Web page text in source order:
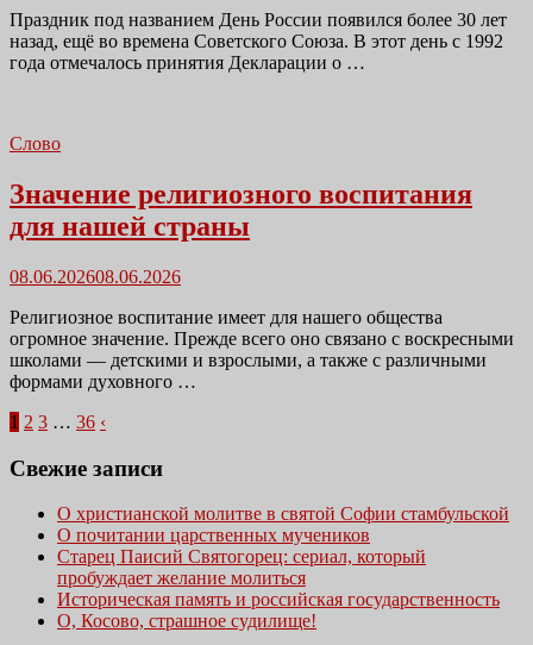
Праздник под названием День России появился более 30 лет
назад, ещё во времена Советского Союза. В этот день с 1992
года отмечалось принятия Декларации о …
Слово
Значение религиозного воспитания
для нашей страны
Размещено
08.06.202608.06.2026
Религиозное воспитание имеет для нашего общества
огромное значение. Прежде всего оно связано с воскресными
школами — детскими и взрослыми, а также с различными
формами духовного …
Навигация
по
1 2 3 … 36 ‹
Свежие записи
О христианской молитве в святой Софии стамбульской
О почитании царственных мучеников
Старец Паисий Святогорец: сериал, который
пробуждает желание молиться
Историческая память и российская государственность
О, Косово, страшное судилище!